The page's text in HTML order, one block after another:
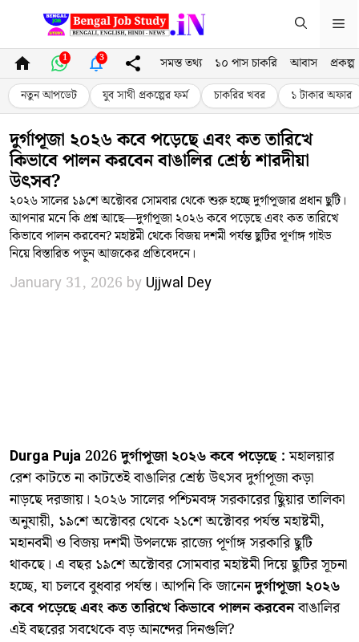
content
1 3 সমস্ত তথ্য ১০ পাস চাকরি আবাস প্রকল্প
নতুন আপডেট যুব সাথী প্রকল্পের ফর্ম চাকরির খবর ১ টাকার অফার
দুর্গাপূজা ২০২৬ কবে পড়েছে এবং কত তারিখে
কিভাবে পালন করবেন বাঙালির শ্রেষ্ঠ শারদীয়া
উৎসব?
২০২৬ সালের ১৯শে অক্টোবর সোমবার থেকে শুরু হচ্ছে দুর্গাপূজার প্রধান ছুটি।
আপনার মনে কি প্রশ্ন আছে—দুর্গাপূজা ২০২৬ কবে পড়েছে এবং কত তারিখে
কিভাবে পালন করবেন? মহাষ্টমী থেকে বিজয় দশমী পর্যন্ত ছুটির পূর্ণাঙ্গ গাইড
নিয়ে বিস্তারিত পড়ুন আজকের প্রতিবেদনে।
January 31, 2026 by Ujjwal Dey
Durga Puja 2026 দুর্গাপূজা ২০২৬ কবে পড়েছে :মহালয়ার
রেশ কাটতে না কাটতেই বাঙালির শ্রেষ্ঠ উৎসব দুর্গাপূজা কড়া
নাড়ছে দরজায়। ২০২৬ সালের পশ্চিমবঙ্গ সরকারের ছুিয়ার তালিকা
অনুযায়ী, ১৯শে অক্টোবর থেকে ২১শে অক্টোবর পর্যন্ত মহাষ্টমী,
মহানবমী ও বিজয় দশমী উপলক্ষে রাজ্যে পূর্ণাঙ্গ সরকারি ছুটি
থাকছে। এ বছর ১৯শে অক্টোবর সোমবার মহাষ্টমী দিয়ে ছুটির সূচনা
হচ্ছে, যা চলবে বুধবার পর্যন্ত। আপনি কি জানেনদুর্গাপূজা ২০২৬
কবে পড়েছে এবং কত তারিখে কিভাবে পালন করবেনবাঙালির
এই বছরের সবথেকে বড় আনন্দের দিনগুলি?